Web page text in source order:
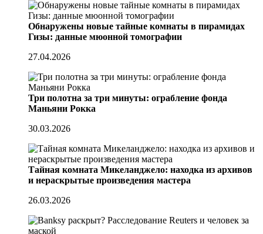
Обнаружены новые тайные комнаты в пирамидах
Гизы: данные мюонной томографии
27.04.2026
Три полотна за три минуты: ограбление фонда
Маньяни Рокка
30.03.2026
Тайная комната Микеланджело: находка из архивов
и нераскрытые произведения мастера
26.03.2026